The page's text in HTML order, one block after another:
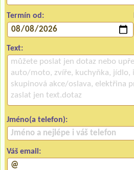
Termín od:
Text:
Jméno(a telefon):
Váš email: